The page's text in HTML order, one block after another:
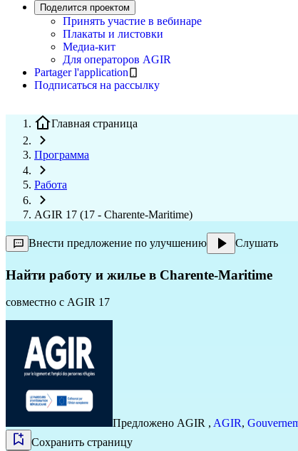
Поделится проектом
Принять участие в вебинаре
Плакаты и листовки
Медиа-кит
Для операторов AGIR
Partager l'application
Подписаться на рассылку
Главная страница
Программа
Работа
AGIR 17 (17 - Charente-Maritime)
Внести предложение по улучшению Слушать
Найти работу и жилье в Charente-Maritime
совместно с AGIR 17
Предложено AGIR , AGIR,
Сохранить страницу